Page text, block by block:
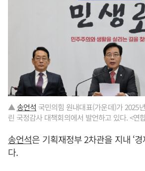
▲송언석 국민의힘 원내대표(가운데)가 2025
린 국정감사 대책회의에서 발언하고 있다. <연
송언석은 기획재정부 2차관을 지내 ‘
다.